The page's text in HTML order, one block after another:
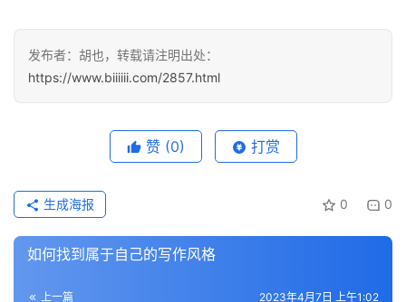
发布者：胡也，转载请注明出处：
https://www.biiiiii.com/2857.html
赞 (0) 打赏
0 0
生成海报
如何找到属于自己的写作风格
上一篇 2023年4月7日 上午1:02